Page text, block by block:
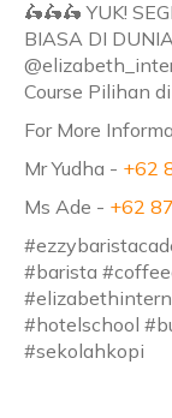
🛵🛵🛵 YUK!
BIASA DI
Course Pilihan di
For More
Mr Yudha - +62
Ms Ade - +62
#barista
#hotelschool
#sekolahkopi